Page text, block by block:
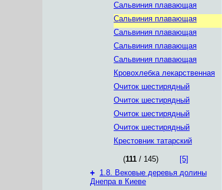
Сальвиния плавающая
Сальвиния плавающая
Сальвиния плавающая
Сальвиния плавающая
Сальвиния плавающая
Кровохлебка лекарственная
Очиток шестирядный
Очиток шестирядный
Очиток шестирядный
Очиток шестирядный
Крестовник татарский
(111 / 145)
[5]
+ 1.8. Вековые деревья долины
Днепра в Киеве